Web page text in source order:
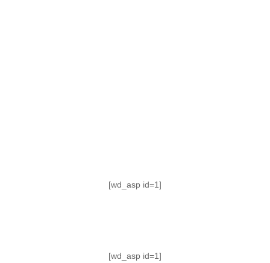
[wd_asp id=1]
[wd_asp id=1]